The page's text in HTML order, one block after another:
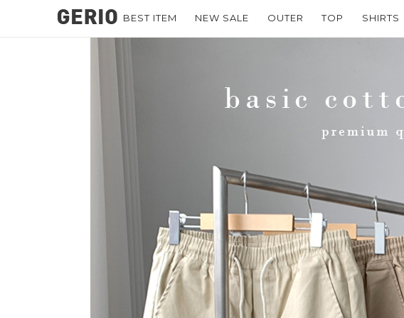
BEST ITEM NEW SALE OUTER TOP SHIRTS